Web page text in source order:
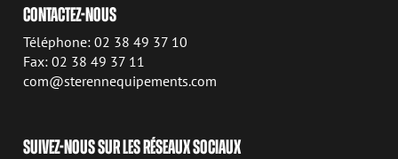
CONTACTEZ-NOUS
Téléphone: 02 38 49 37 10
Fax: 02 38 49 37 11
com@sterennequipements.com
SUIVEZ-NOUS SUR LES RÉSEAUX SOCIAUX